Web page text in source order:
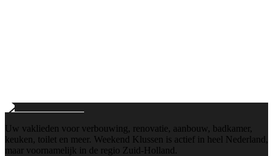
Uw vaklieden voor verbouwing, renovatie, aanbouw, badkamer,
keuken, toilet en meer. Weekend Klussen is actief in heel Nederland,
maar voornamelijk in de regio Zuid-Holland.